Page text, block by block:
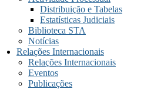
Distribuição e Tabelas
Estatísticas Judiciais
Biblioteca STA
Notícias
Relações Internacionais
Relações Internacionais
Eventos
Publicações